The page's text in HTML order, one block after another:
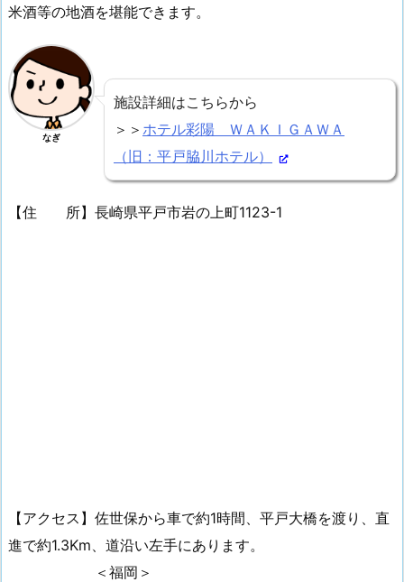
米酒等の地酒を堪能できます。
なぎ
施設詳細はこちらから
＞＞ ホテル彩陽 ＷＡＫＩＧＡＷＡ
（旧：平戸脇川ホテル）
【住 所】長崎県平戸市岩の上町1123-1
【アクセス】佐世保から車で約1時間、平戸大橋を渡り、直
進で約1.3Km、道沿い左手にあります。
＜福岡＞